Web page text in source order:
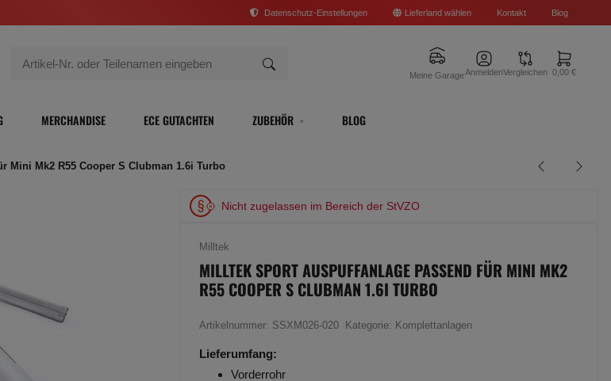
Datenschutz-Einstellungen Lieferland wählen Kontakt Blog
Meine GarageAnmeldenVergleichen 0,00 €
MERCHANDISE ECE GUTACHTEN ZUBEHÖR BLOG
Mini Mk2 R55 Cooper S Clubman 1.6i Turbo
Nicht zugelassen im Bereich der StVZO
Milltek
MILLTEK SPORT AUSPUFFANLAGE PASSEND FÜR MINI MK2
R55 COOPER S CLUBMAN 1.6I TURBO
Artikelnummer: SSXM026-020 Kategorie: Komplettanlagen
Lieferumfang:
Vorderrohr